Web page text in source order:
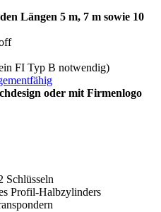
Längen 5 m, 7 m sowie 10
FI Typ B notwendig)
oder mit Firmenlogo
Schlüsseln
Profil-Halbzylinders